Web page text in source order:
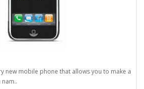
new mobile phone that allows you to make a